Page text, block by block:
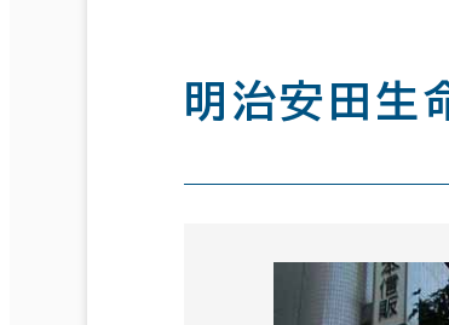
明治安田生